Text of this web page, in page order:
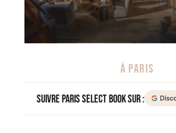
À PARIS
Suivre Paris Select Book sur :